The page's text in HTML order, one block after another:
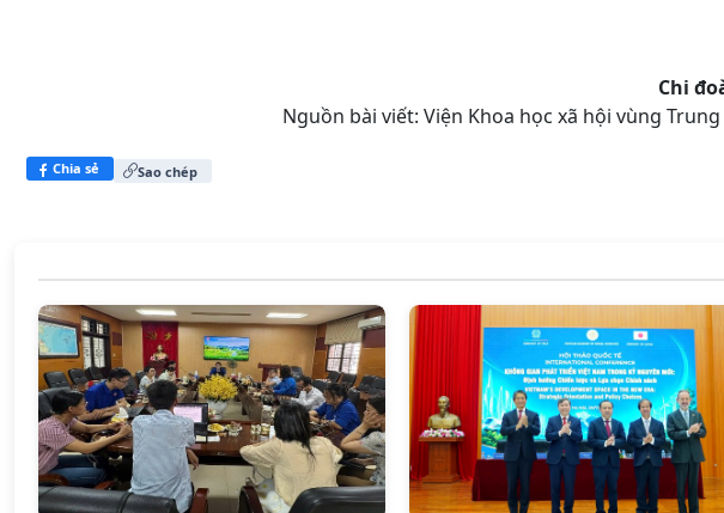
Chi
Nguồn bài viết: Viện Khoa học xã hội vùng Trung
Chia sẻ Sao chép